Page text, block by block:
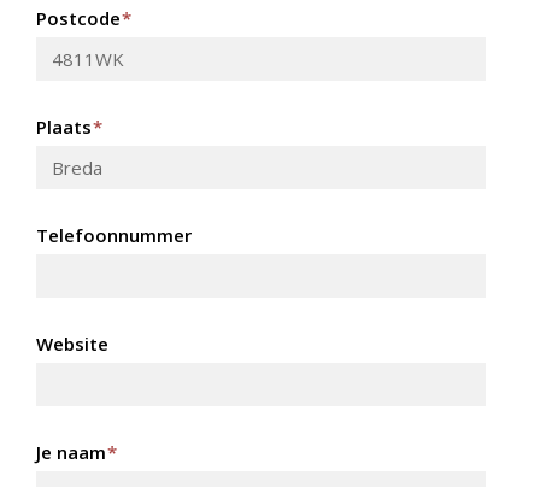
Postcode*
Plaats*
Telefoonnummer
Website
Je naam*